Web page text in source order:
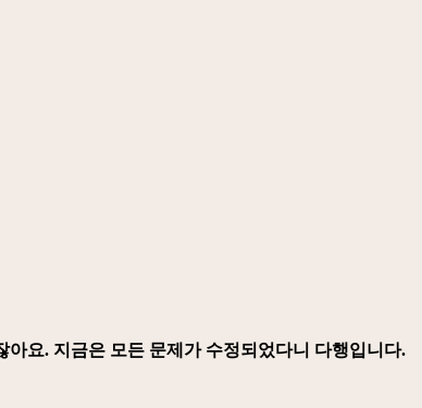
요. 지금은 모든 문제가 수정되었다니 다행입니다.